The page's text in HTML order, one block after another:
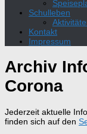
Schulleben
Kontakt
Impressum
Archiv
Corona
Jederzeit aktuelle
finden sich auf den